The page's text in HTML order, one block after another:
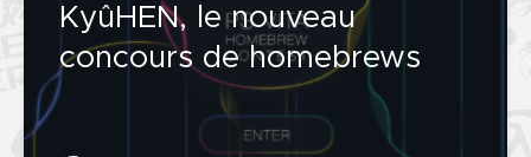
KyûHEN, le nouveau
concours de homebrews